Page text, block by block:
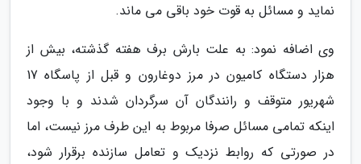
نماید و مسائل به قوت خود باقی می ماند.
وی اضافه نمود: به علت بارش برف هفته گذشته، بیش از
هزار دستگاه کامیون در مرز دوغارون و قبل از پاسگاه 17
شهریور متوقف و رانندگان آن سرگردان شدند و با وجود
اینکه تمامی مسائل صرفا مربوط به این طرف مرز نیست، اما
در صورتی که روابط نزدیک و تعامل سازنده برقرار شود،